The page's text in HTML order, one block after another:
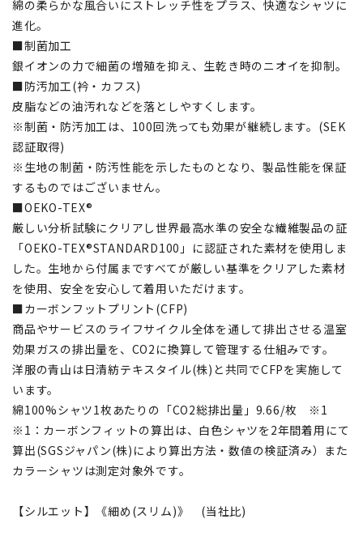
綿の柔らかな風合いにストレッチ性をプラス、快適なシャツに
進化。
■制菌加工
銀イオンの力で細菌の増殖を抑え、生乾き時のニオイを抑制。
■防汚加工(衿・カフス)
皮脂などの油汚れなどを落としやすくします。
※制菌・防汚加工は、100回洗っても効果が継続します。(SEK
認証取得)
※生地の制菌・防汚性能を示したものとなり、製品性能を保証
するものではございません。
■OEKO-TEX®
厳しい分析試験にクリアし世界最高水準の安全な繊維製品の証
「OEKO-TEX®STANDARD100」に認証された素材を使用しま
した。生地から付属まですべてが厳しい基準をクリアした素材
を使用、安全を安心して着用いただけます。
■カーボンフットプリント(CFP)
商品やサービスのライフサイクル全体を通して排出させる温室
効果ガスの排出量を、CO2に換算して管理する仕組みです。
洋服の青山は日清紡テキスタイル(株)と共同でCFPを実施して
います。
綿100%シャツ1枚あたりの「CO2総排出量」9.66/枚 ※1
※1：カーボンフィットの算出は、白色シャツを2年間着用にて
算出(SGSジャパン(株)により算出方法・数値の検証済み）また
カラーシャツは測定対象外です。
【シルエット】《細め(スリム)》 (当社比)